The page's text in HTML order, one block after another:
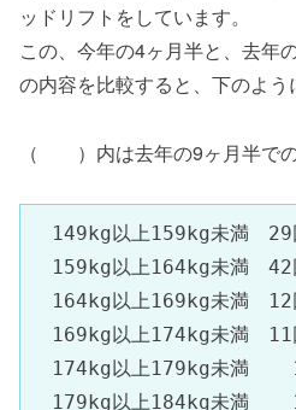
ッドリフトをしています。
この、今年の4ヶ月半と、去年
の内容を比較すると、下のよう
（ ）内は去年の9ヶ月半での
149kg以上159kg未満　29
159kg以上164kg未満　42
164kg以上169kg未満　12
169kg以上174kg未満　11
174kg以上179kg未満　
179kg以上184kg未満 　